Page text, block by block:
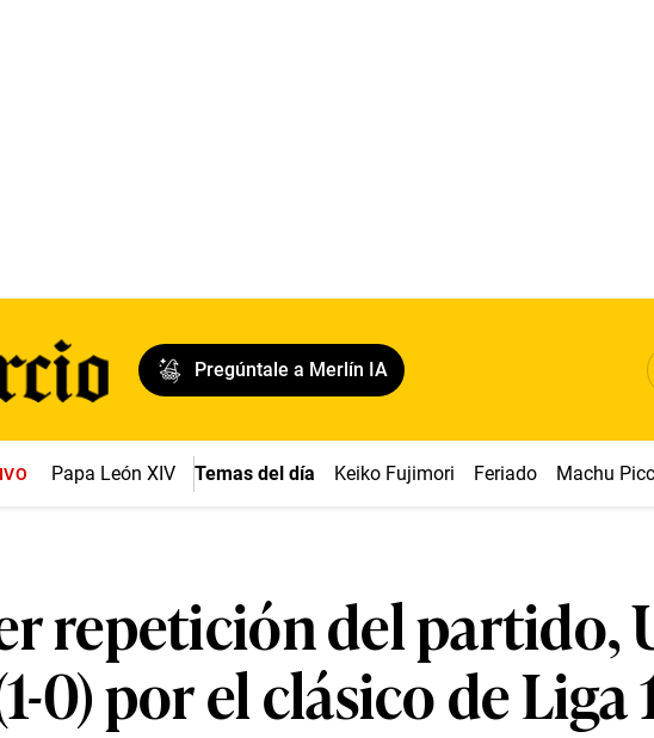
Pregúntale a Merlín IA
Papa León XIV Temas del día Keiko Fujimori Feriado Machu
repetición del partido,
0) por el clásico de Liga